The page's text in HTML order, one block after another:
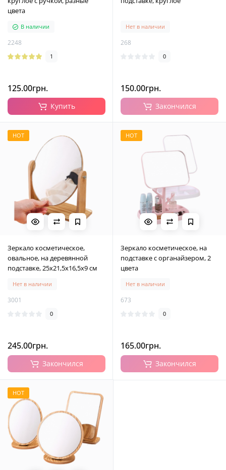
цвета
В наличии
2248
1
125.00грн.
Купить
Нет в наличии
268
0
150.00грн.
Закончился
HOT
Зеркало косметическое,
овальное, на деревянной
подставке, 25х21,5х16,5х9 см
Нет в наличии
3001
0
245.00грн.
Закончился
HOT
Зеркало косметическое, на
подставке с органайзером, 2
цвета
Нет в наличии
673
0
165.00грн.
Закончился
HOT